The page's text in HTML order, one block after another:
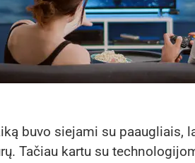
buvo siejami su paaugliais,
Tačiau kartu su